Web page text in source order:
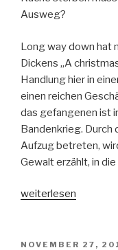
Ausweg?
Long way down hat
Dickens „A
Handlung hier in
einen reichen
das gefangenen ist
Bandenkrieg. Durch
Aufzug betreten,
Gewalt erzählt, in
„Long
weiterlesen
VERÖFFENTLICHT
NOVEMBER 27,